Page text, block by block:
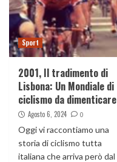
Sport
2001, Il tradimento di
Lisbona: Un Mondiale di
ciclismo da dimenticare
Agosto 6, 2024 0
Oggi vi raccontiamo una
storia di ciclismo tutta
italiana che arriva però dal